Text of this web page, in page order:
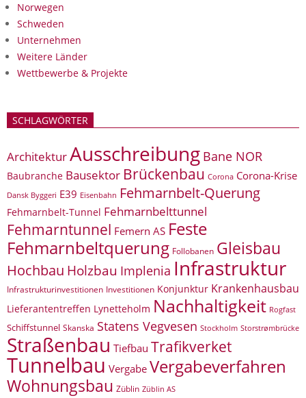
Norwegen
Schweden
Unternehmen
Weitere Länder
Wettbewerbe & Projekte
SCHLAGWÖRTER
ArchitekturAusschreibung Bane NOR
Baubranche Bausektor Brückenbau Corona Corona-Krise
Dansk Byggeri E39 Eisenbahn Fehmarnbelt-Querung
Fehmarnbelt-Tunnel Fehmarnbelttunnel
Fehmarntunnel Femern AS Feste
Fehmarnbeltquerung Follobanen Gleisbau
Hochbau Holzbau Implenia Infrastruktur
Infrastrukturinvestitionen Investitionen Konjunktur Krankenhausbau
Lieferantentreffen Lynetteholm Nachhaltigkeit Rogfast
Schiffstunnel Skanska Statens Vegvesen Stockholm Storstrømbrücke
Straßenbau Tiefbau Trafikverket
Tunnelbau Vergabe Vergabeverfahren
Wohnungsbau Züblin Züblin AS